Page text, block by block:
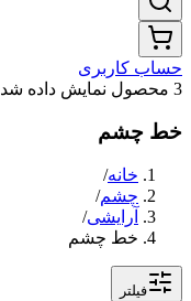
حساب کاربری
3 محصول نمایش داده شد
خط چشم
خانه/
چشم/
آرایشی/
خط چشم
فیلتر